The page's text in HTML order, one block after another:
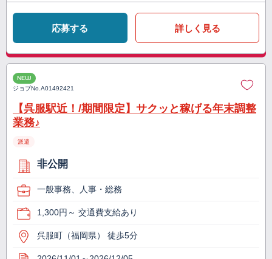
応募する 詳しく見る
NEW
ジョブNo.A01492421
【呉服駅近！/期間限定】サクッと稼げる年末調整
業務♪
派遣
非公開
一般事務、人事・総務
1,300円～ 交通費支給あり
呉服町（福岡県） 徒歩5分